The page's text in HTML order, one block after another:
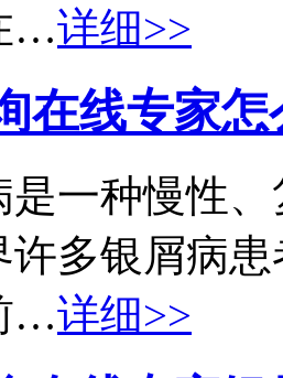
…详细>>
在线专家怎
是一种慢性
许多银屑病
…详细>>